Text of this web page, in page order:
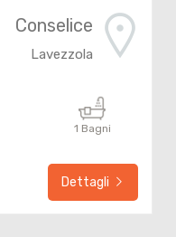
Conselice
Lavezzola
1 Bagni
Dettagli